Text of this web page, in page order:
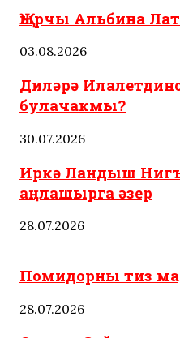
Җырчы Альбина
03.08.2026
Диләрә
булачакмы?
30.07.2026
Иркә Ландыш
аңлашырга әзер
28.07.2026
Помидорны тиз
28.07.2026